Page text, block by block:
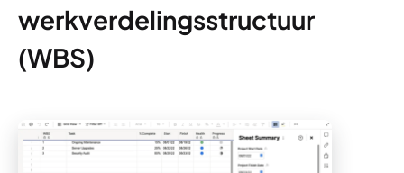
werkverdelingsstructuur
(WBS)